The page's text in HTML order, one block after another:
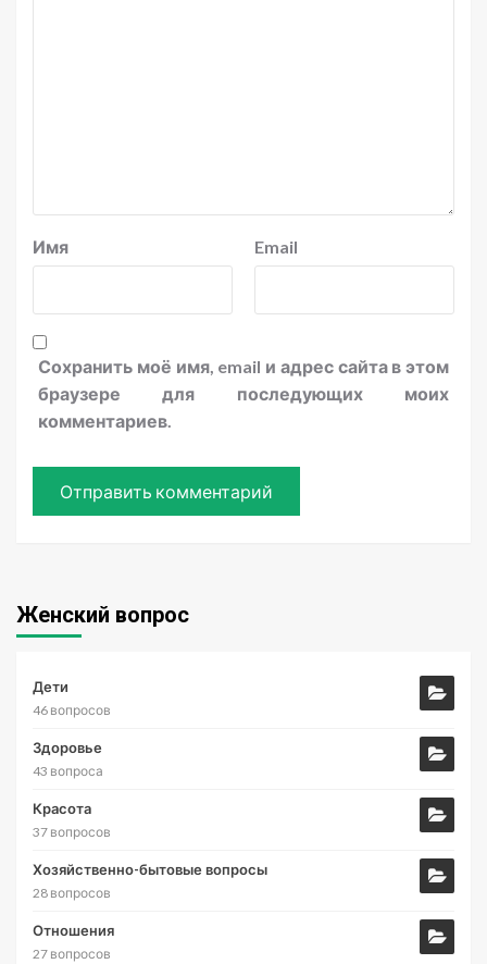
Имя Email
Сохранить моё имя, email и адрес сайта в этом
браузере для последующих моих
комментариев.
Женский вопрос
Дети
46 вопросов
Здоровье
43 вопроса
Красота
37 вопросов
Хозяйственно-бытовые вопросы
28 вопросов
Отношения
27 вопросов